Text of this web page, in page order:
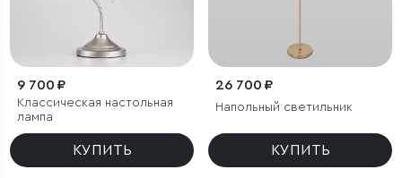
9 700 ₽
Классическая настольная
лампа
КУПИТЬ
26 700 ₽
Напольный светильник
КУПИТЬ